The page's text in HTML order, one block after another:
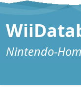
Zum Inhalt springen
Nintendo-